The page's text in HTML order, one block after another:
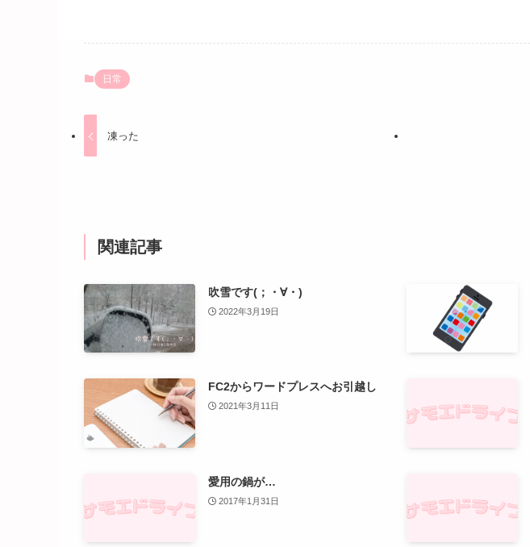
日常
凍った
関連記事
吹雪です(；・∀・)
2022年3月19日
FC2からワードプレスへお引越し
2021年3月11日
愛用の鍋が…
2017年1月31日